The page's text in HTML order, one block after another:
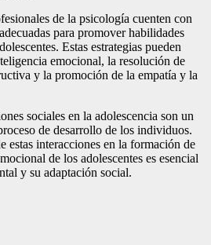
de la psicología cuenten con
para promover habilidades
Estas estrategias pueden
emocional, la resolución de
y la promoción de la empatía y la
sociales en la adolescencia son un
de desarrollo de los individuos.
estas interacciones en la formación de
de los adolescentes es esencial
y su adaptación social.